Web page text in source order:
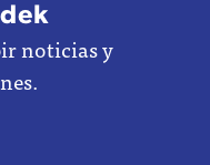
noticias y